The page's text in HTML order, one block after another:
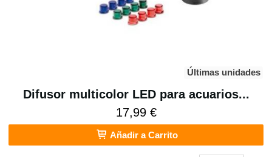
Últimas unidades
Difusor multicolor LED para acuarios...
17,99 €
Añadir a Carrito